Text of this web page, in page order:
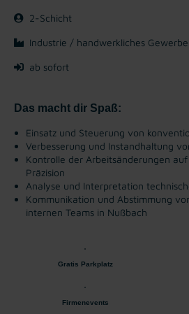
2-Schicht
Industrie / handwerkliches Gewerbe
ab sofort
Das macht dir Spaß:
Einsatz und Steuerung von
Verbesserung und Instandhaltung
Kontrolle der Arbeitsänderungen
Präzision
Analyse und Interpretation
Kommunikation und Abstimmung
internen Teams in Nußbach
Gratis Parkplatz
Firmenevents